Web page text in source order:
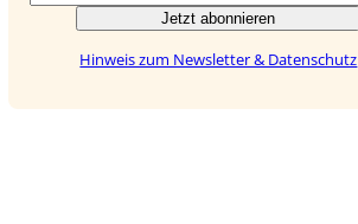
Jetzt abonnieren
Hinweis zum Newsletter & Datenschutz